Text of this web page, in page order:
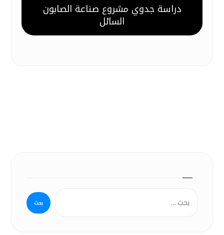
دراسة جدوي مشروع صناعة الصابون
السائل